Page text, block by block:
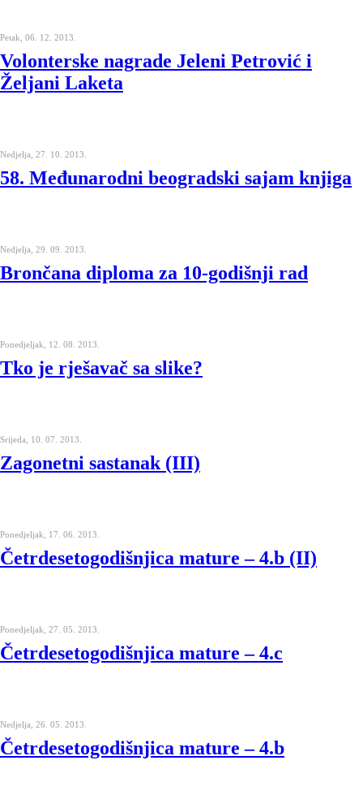
Petak, 06. 12. 2013.
Volonterske nagrade Jeleni Petrović i
Željani Laketa
Nedjelja, 27. 10. 2013.
58. Međunarodni beogradski sajam knjiga
Nedjelja, 29. 09. 2013.
Brončana diploma za 10-godišnji rad
Ponedjeljak, 12. 08. 2013.
Tko je rješavač sa slike?
Srijeda, 10. 07. 2013.
Zagonetni sastanak (III)
Ponedjeljak, 17. 06. 2013.
Četrdesetogodišnjica mature – 4.b (II)
Ponedjeljak, 27. 05. 2013.
Četrdesetogodišnjica mature – 4.c
Nedjelja, 26. 05. 2013.
Četrdesetogodišnjica mature – 4.b